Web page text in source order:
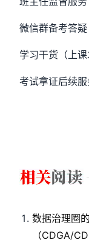
微信群备考答疑
学习干货（上课
考试拿证后续
数据治理圈
（CDGA/